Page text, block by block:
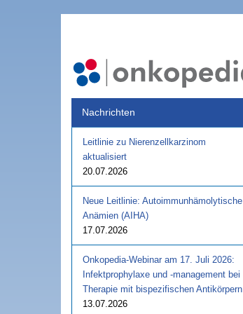
Nachrichten
Leitlinie zu Nierenzellkarzinom
aktualisiert
20.07.2026
Neue Leitlinie: Autoimmunhämolytische
Anämien (AIHA)
17.07.2026
Onkopedia-Webinar am 17. Juli 2026:
Infektprophylaxe und -management bei
Therapie mit bispezifischen Antikörpern
13.07.2026